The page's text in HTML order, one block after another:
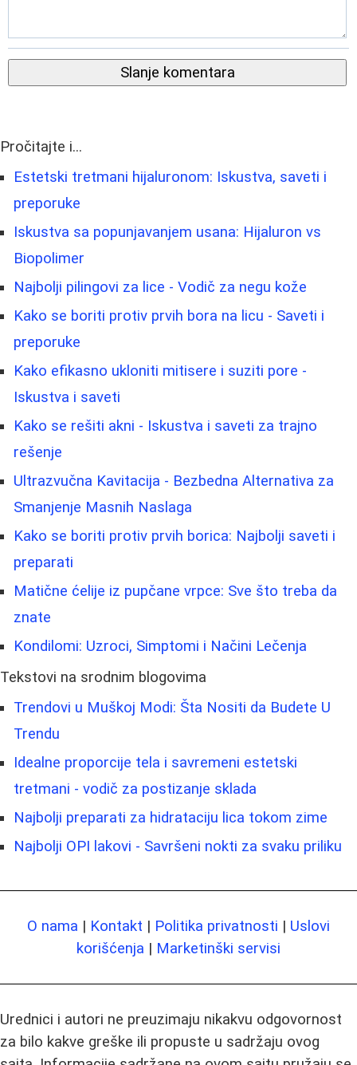
Slanje komentara
Pročitajte i...
Estetski tretmani hijaluronom: Iskustva, saveti i
preporuke
Iskustva sa popunjavanjem usana: Hijaluron vs
Biopolimer
Najbolji pilingovi za lice - Vodič za negu kože
Kako se boriti protiv prvih bora na licu - Saveti i
preporuke
Kako efikasno ukloniti mitisere i suziti pore -
Iskustva i saveti
Kako se rešiti akni - Iskustva i saveti za trajno
rešenje
Ultrazvučna Kavitacija - Bezbedna Alternativa za
Smanjenje Masnih Naslaga
Kako se boriti protiv prvih borica: Najbolji saveti i
preparati
Matične ćelije iz pupčane vrpce: Sve što treba da
znate
Kondilomi: Uzroci, Simptomi i Načini Lečenja
Tekstovi na srodnim blogovima
Trendovi u Muškoj Modi: Šta Nositi da Budete U
Trendu
Idealne proporcije tela i savremeni estetski
tretmani - vodič za postizanje sklada
Najbolji preparati za hidrataciju lica tokom zime
Najbolji OPI lakovi - Savršeni nokti za svaku priliku
O nama | Kontakt | Politika privatnosti | Uslovi
korišćenja | Marketinški servisi
Urednici i autori ne preuzimaju nikakvu odgovornost
za bilo kakve greške ili propuste u sadržaju ovog